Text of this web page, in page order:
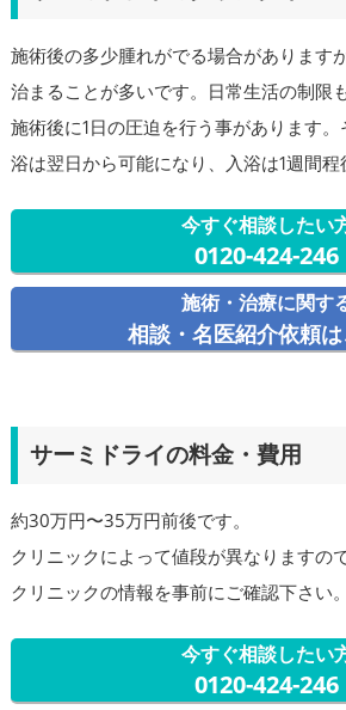
施術後の多少腫れがでる場合があります
治まることが多いです。日常生活の制限
施術後に1日の圧迫を行う事があります
浴は翌日から可能になり、入浴は1週間程
今すぐ相談したい
0120-424-246
施術・治療に関す
相談・名医紹介依頼
サーミドライの料金・費用
約30万円〜35万円前後です。
クリニックによって値段が異なりますの
クリニックの情報を事前にご確認下さい。
今すぐ相談したい
0120-424-246